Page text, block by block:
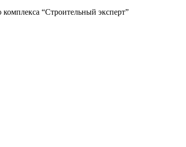
“Строительный эксперт”